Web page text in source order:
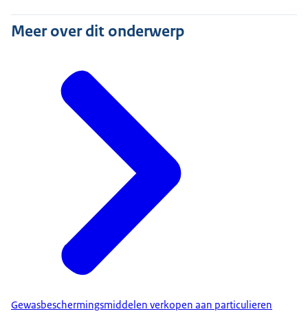
Meer over dit onderwerp
Gewasbeschermingsmiddelen verkopen aan particulieren